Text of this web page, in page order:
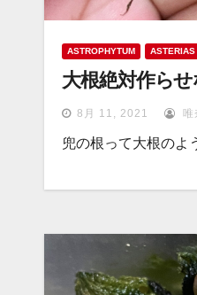
ASTROPHYTUM ASTERIAS
大根絶対作ら
8月 11, 2021 唯
兜の根って大根の